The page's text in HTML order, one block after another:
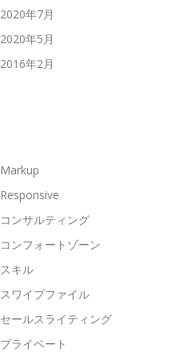
2020年7月
2020年5月
2016年2月
Markup
Responsive
コンサルティング
コンフォートゾーン
スキル
スワイプファイル
セールスライティング
プライベート